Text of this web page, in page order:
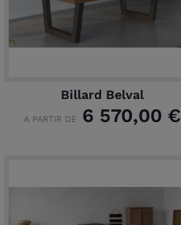
Billard Belval
A PARTIR DE6 570,00 €